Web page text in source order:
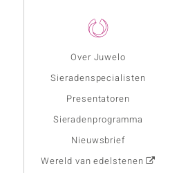
Over Juwelo
Sieradenspecialisten
Presentatoren
Sieradenprogramma
Nieuwsbrief
Wereld van edelstenen